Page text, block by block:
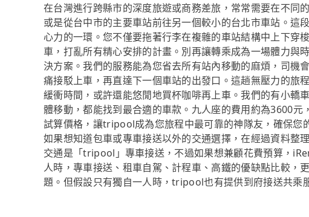
在台灣進行跨縣市的深度旅遊或商務差旅，常常需要在不同
或是從台中市的主要車站前往另一個較小的台北市車站。這
心力的一環。您不僅要拖著行李在複雜的車站結構中上下穿
車，打亂所有精心安排的計畫。別再讓轉乘成為一場體力
決方案。我們的服務能為您省去所有站內移動的麻煩，司機
痛接駁上車，再直達下一個車站的出發口。這趟無壓力的旅
緩衝時間，或許還能悠閒地買杯咖啡再上車。我們的有小轎
體移動，都能找到最合適的車款。九人座的費用約為3600
試算價格，讓tripool成為您旅程中最可靠的神隊友，確保您
如果想知道包車或專車接送以外的交通選擇，在經過資料整
交通是「tripool」專車接送，不過如果想兼顧花費預算，
人時，專車接送、租車自駕、計程車、高鐵的優缺點比較，
題。但假設只有獨自一人時，tripool也有提供到府接送共乘